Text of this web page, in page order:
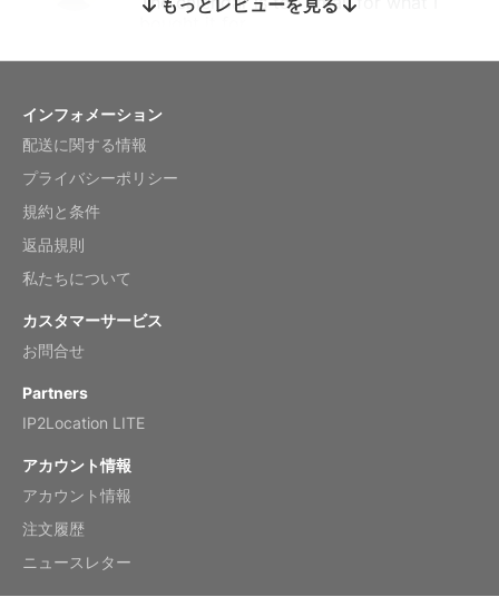
by charles
Reviewed
by Anne
Reviewed
by Kirsten
Fantasy 2026 Wall Calendar
インフォメーション
配送に関する情報
プライバシーポリシー
規約と条件
返品規則
私たちについて
カスタマーサービス
お問合せ
Partners
IP2Location LITE
アカウント情報
アカウント情報
注文履歴
ニュースレター